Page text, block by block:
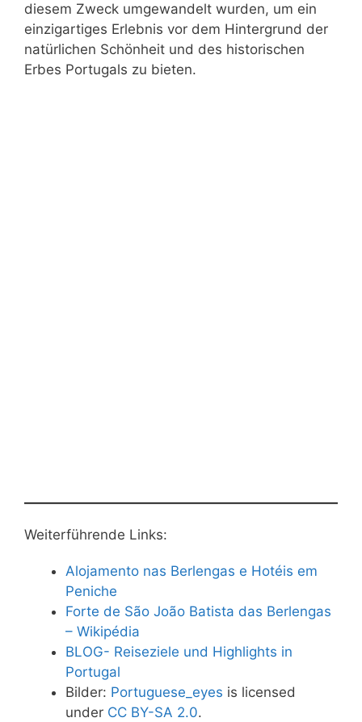
diesem Zweck umgewandelt wurden, um ein
einzigartiges Erlebnis vor dem Hintergrund der
natürlichen Schönheit und des historischen
Erbes Portugals zu bieten.
Weiterführende Links:
Alojamento nas Berlengas e Hotéis em
Peniche
Forte de São João Batista das Berlengas
– Wikipédia
BLOG- Reiseziele und Highlights in
Portugal
Bilder: Portuguese_eyes is licensed
under CC BY-SA 2.0.